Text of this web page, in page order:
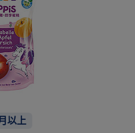
以上